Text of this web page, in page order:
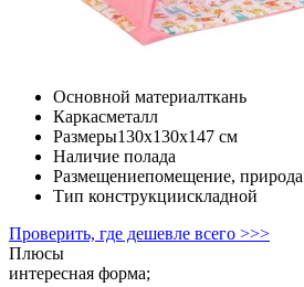
Основной материалткань
Каркасметалл
Размеры130x130x147 cм
Наличие полада
Размещениепомещение, природа
Тип конструкциискладной
Проверить, где дешевле всего >>>
Плюсы
интересная форма;